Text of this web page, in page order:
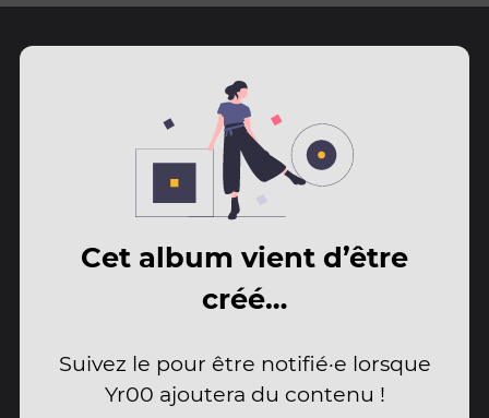
Cet album vient d’être
créé…
Suivez le pour être notifié·e lorsque
Yr00 ajoutera du contenu !